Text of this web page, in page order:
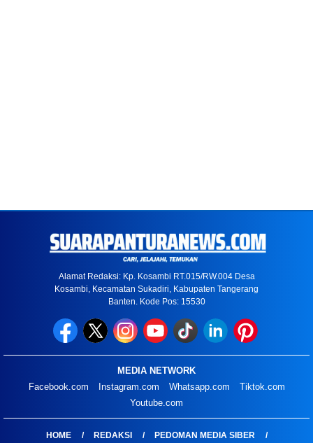
Alamat Redaksi: Kp. Kosambi RT.015/RW.004 Desa
Kosambi, Kecamatan Sukadiri, Kabupaten Tangerang
Banten. Kode Pos: 15530
MEDIA NETWORK
Facebook.com
Instagram.com Whatsapp.com
Tiktok.com
Youtube.com
HOME REDAKSI
PEDOMAN MEDIA SIBER